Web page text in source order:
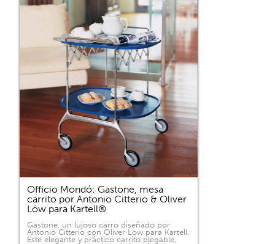
Officio Mondó: Gastone, mesa
carrito por Antonio Citterio & Oliver
Löw para Kartell®
Gastone, un lujoso carro diseñado por
Antonio Citterio con Oliver Low para Kartell.
Este elegante y práctico carrito plegable,